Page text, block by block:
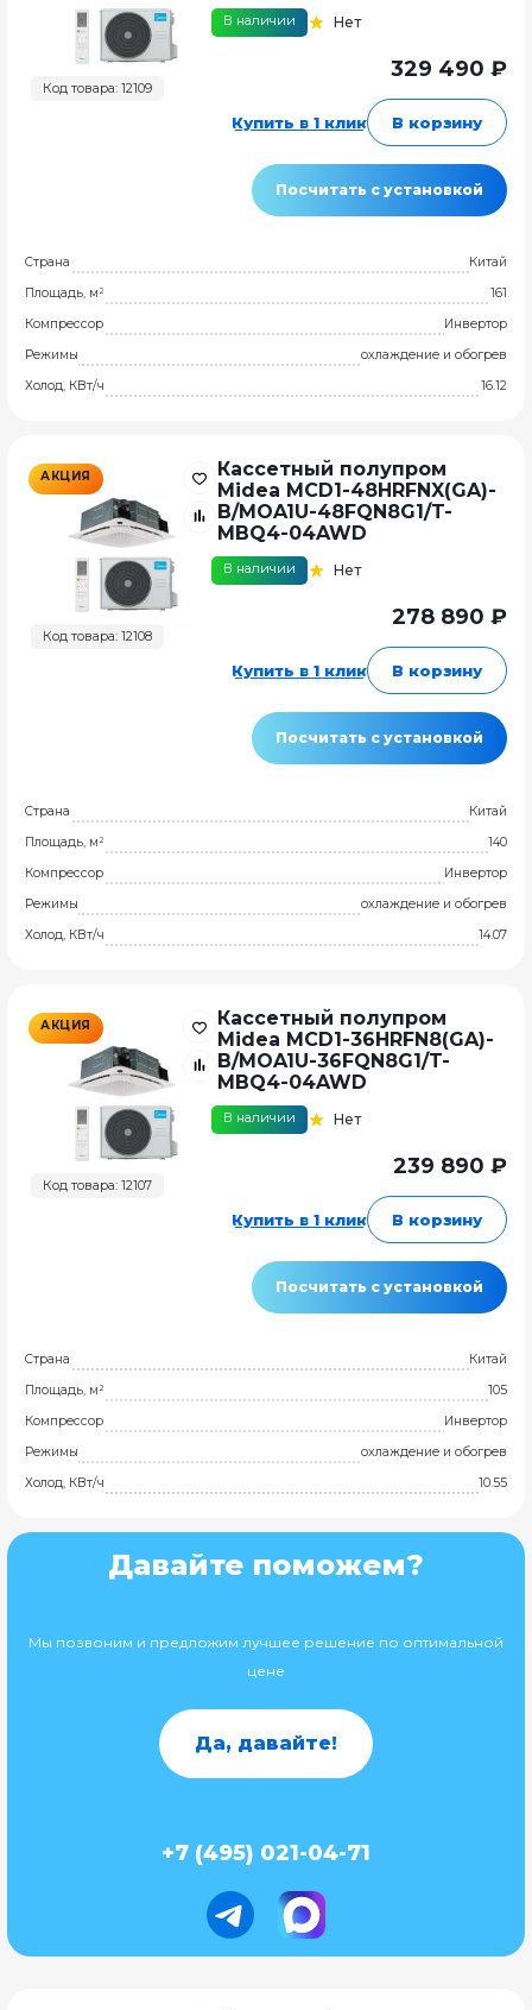
Код товара: 12109
В наличии Нет
329 490 ₽
Купить в 1 клик В корзину
Посчитать с установкой
Страна
Китай
Площадь, м²
161
Компрессор
Инвертор
Режимы
охлаждение и обогрев
Холод, КВт/ч
16.12
АКЦИЯ
Код товара: 12108
Кассетный полупром
Midea MCD1-48HRFNX(GA)-
B/MOA1U-48FQN8G1/T-
MBQ4-04AWD
В наличии Нет
278 890 ₽
Купить в 1 клик В корзину
Посчитать с установкой
Страна
Китай
Площадь, м²
140
Компрессор
Инвертор
Режимы
охлаждение и обогрев
Холод, КВт/ч
14.07
АКЦИЯ
Код товара: 12107
Кассетный полупром
Midea MCD1-36HRFN8(GA)-
B/MOA1U-36FQN8G1/T-
MBQ4-04AWD
В наличии Нет
239 890 ₽
Купить в 1 клик В корзину
Посчитать с установкой
Страна
Китай
Площадь, м²
105
Компрессор
Инвертор
Режимы
охлаждение и обогрев
Холод, КВт/ч
10.55
Давайте поможем?
Мы позвоним и предложим лучшее решение по оптимальной
цене
Да, давайте!
+7 (495) 021-04-71